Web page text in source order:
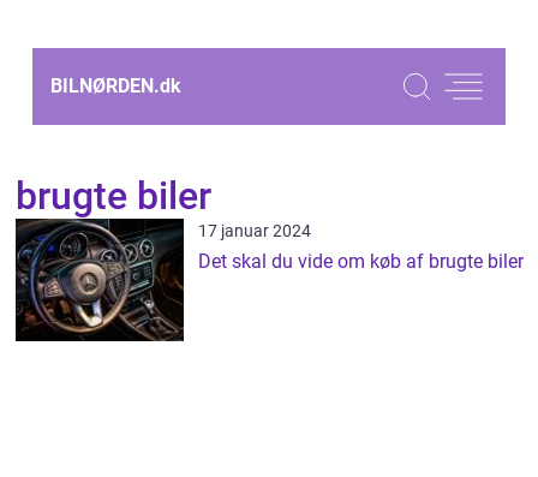
BILNØRDEN.dk
brugte biler
17 januar 2024
Det skal du vide om køb af brugte biler